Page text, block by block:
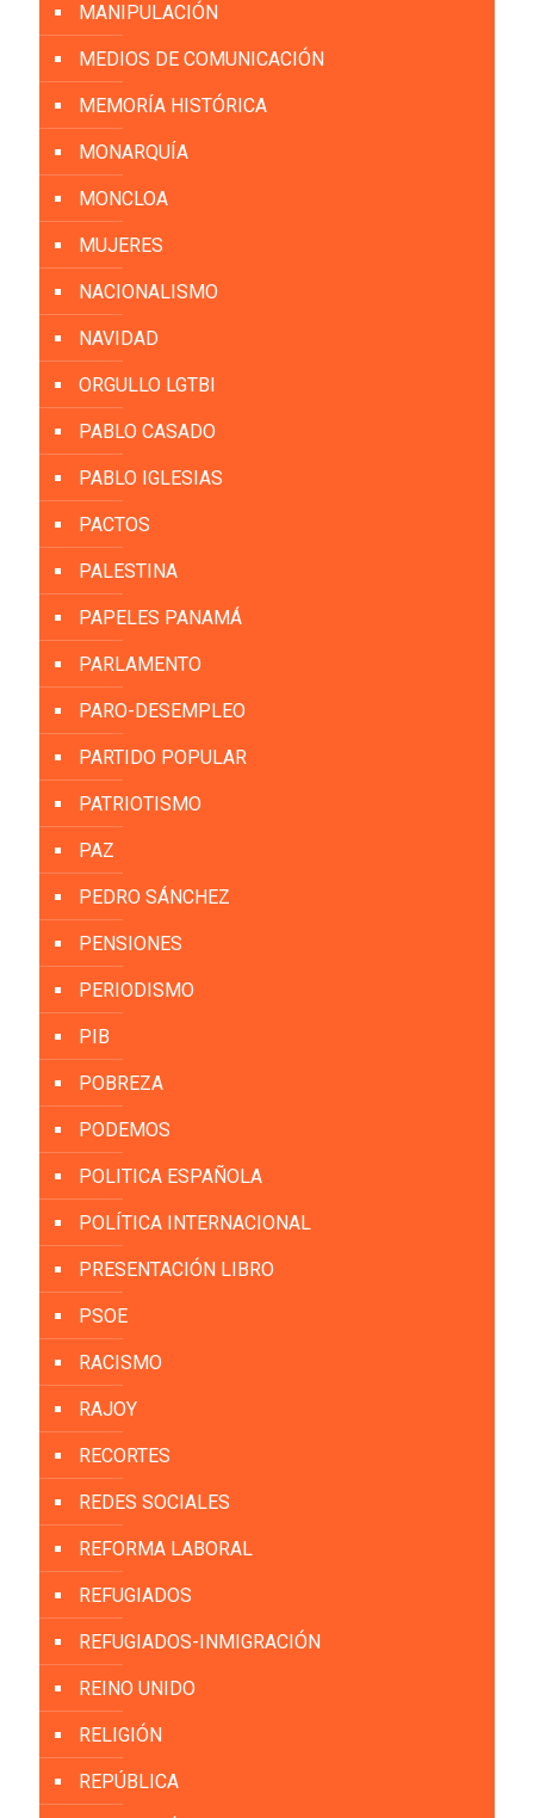
MANIPULACIÓN
MEDIOS DE COMUNICACIÓN
MEMORÍA HISTÓRICA
MONARQUÍA
MONCLOA
MUJERES
NACIONALISMO
NAVIDAD
ORGULLO LGTBI
PABLO CASADO
PABLO IGLESIAS
PACTOS
PALESTINA
PAPELES PANAMÁ
PARLAMENTO
PARO-DESEMPLEO
PARTIDO POPULAR
PATRIOTISMO
PAZ
PEDRO SÁNCHEZ
PENSIONES
PERIODISMO
PIB
POBREZA
PODEMOS
POLITICA ESPAÑOLA
POLÍTICA INTERNACIONAL
PRESENTACIÓN LIBRO
PSOE
RACISMO
RAJOY
RECORTES
REDES SOCIALES
REFORMA LABORAL
REFUGIADOS
REFUGIADOS-INMIGRACIÓN
REINO UNIDO
RELIGIÓN
REPÚBLICA